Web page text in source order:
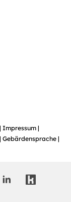
Impressum
Gebärdensprache